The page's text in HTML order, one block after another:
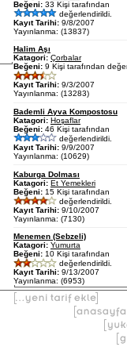
Beğeni: 33 Kişi tarafından
değerlendirildi.
Kayıt Tarihi: 9/8/2007
Yayınlanma: (13837)
Halim Aşı
Katagori: Çorbalar
Beğeni: 9 Kişi tarafından
Kayıt Tarihi: 9/3/2007
Yayınlanma: (13283)
Bademli Ayva Kompostosu
Katagori: Hoşaflar
Beğeni: 46 Kişi tarafından
değerlendirildi.
Kayıt Tarihi: 9/9/2007
Yayınlanma: (10629)
Kaburga Dolması
Katagori: Et Yemekleri
Beğeni: 15 Kişi tarafından
değerlendirildi.
Kayıt Tarihi: 9/10/2007
Yayınlanma: (7130)
Menemen (Sebzeli)
Katagori: Yumurta
Beğeni: 10 Kişi tarafından
değerlendirildi.
Kayıt Tarihi: 9/13/2007
Yayınlanma: (6953)